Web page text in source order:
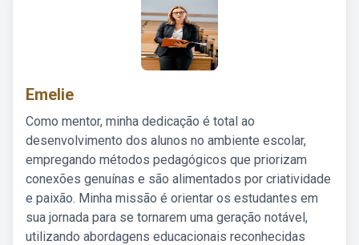
Emelie
Como mentor, minha dedicação é total ao
desenvolvimento dos alunos no ambiente escolar,
empregando métodos pedagógicos que priorizam
conexões genuínas e são alimentados por criatividade
e paixão. Minha missão é orientar os estudantes em
sua jornada para se tornarem uma geração notável,
utilizando abordagens educacionais reconhecidas